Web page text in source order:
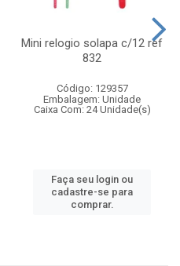
Mini relogio solapa c/12 ref
832
Código: 129357
Embalagem: Unidade
Caixa Com: 24 Unidade(s)
Faça seu login ou
cadastre-se para
comprar.